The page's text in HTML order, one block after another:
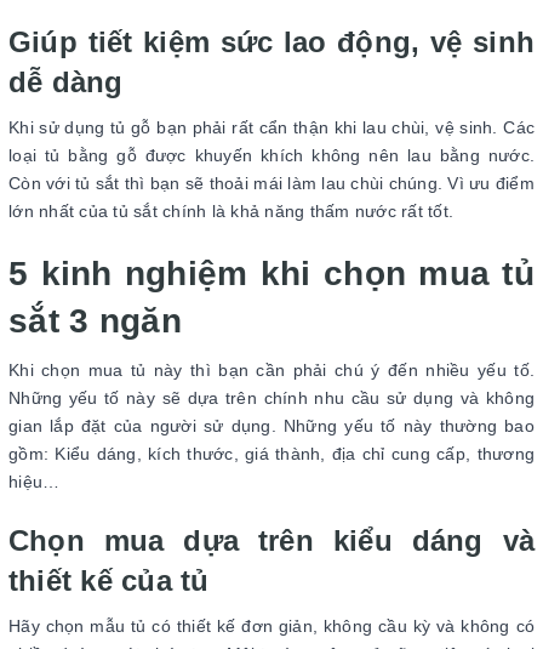
Giúp tiết kiệm sức lao động, vệ sinh
dễ dàng
Khi sử dụng tủ gỗ bạn phải rất cẩn thận khi lau chùi, vệ sinh. Các
loại tủ bằng gỗ được khuyến khích không nên lau bằng nước.
Còn với tủ sắt thì bạn sẽ thoải mái làm lau chùi chúng. Vì ưu điểm
lớn nhất của tủ sắt chính là khả năng thấm nước rất tốt.
5 kinh nghiệm khi chọn mua tủ
sắt 3 ngăn
Khi chọn mua tủ này thì bạn cần phải chú ý đến nhiều yếu tố.
Những yếu tố này sẽ dựa trên chính nhu cầu sử dụng và không
gian lắp đặt của người sử dụng. Những yếu tố này thường bao
gồm: Kiểu dáng, kích thước, giá thành, địa chỉ cung cấp, thương
hiệu…
Chọn mua dựa trên kiểu dáng và
thiết kế của tủ
Hãy chọn mẫu tủ có thiết kế đơn giản, không cầu kỳ và không có